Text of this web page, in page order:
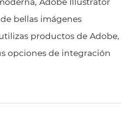
bellas imágenes
productos de Adobe,
opciones de integración